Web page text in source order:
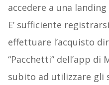
accedere a una
E’ sufficiente
effettuare l’acquisto
“Pacchetti” dell’app
subito ad utilizzare gli